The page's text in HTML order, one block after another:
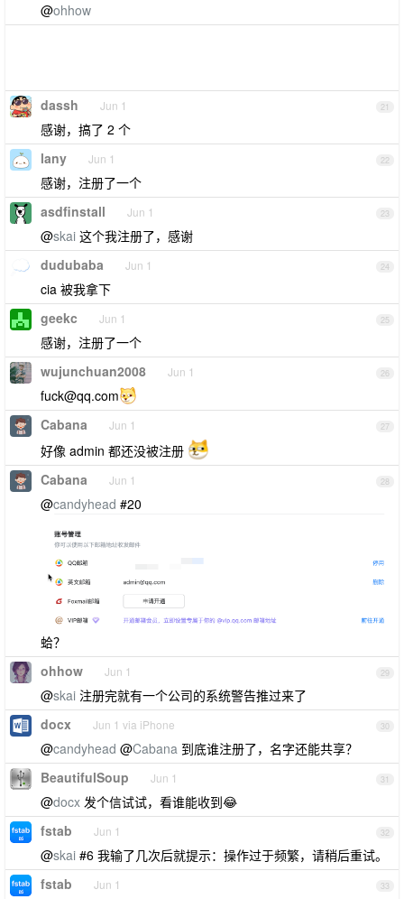
@ohhow
21
dassh Jun 1
感谢，搞了 2 个
22
lany Jun 1
感谢，注册了一个
23
asdfinstall Jun 1
@skai 这个我注册了，感谢
24
dudubaba Jun 1
cia 被我拿下
25
geekc Jun 1
感谢，注册了一个
26
wujunchuan2008 Jun 1
fuck@qq.com
27
Cabana Jun 1
好像 admin 都还没被注册
28
Cabana Jun 1
@candyhead #20
蛤？
29
ohhow Jun 1
@skai 注册完就有一个公司的系统警告推过来了
30
docx Jun 1 via iPhone
@candyhead @Cabana 到底谁注册了，名字还能共享？
31
BeautifulSoup Jun 1
@docx 发个信试试，看谁能收到😂
32
fstab Jun 1
@skai #6 我输了几次后就提示：操作过于频繁，请稍后重试。
33
fstab Jun 1